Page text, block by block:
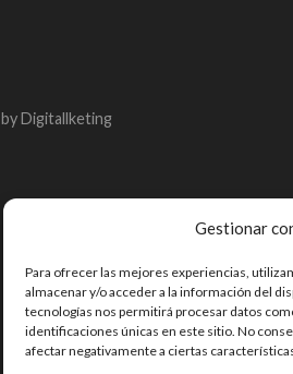
Gestionar
Para ofrecer las mejores experiencias,
almacenar y/o acceder a la información del
tecnologías nos permitirá procesar datos
identificaciones únicas en este sitio. No
afectar negativamente a ciertas
Digitallketing